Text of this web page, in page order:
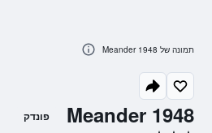
Meander 1948 פונדק
תמונה של Meander 1948